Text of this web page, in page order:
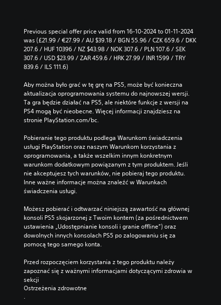
Previous special offer price valid from 16-10-2024 to 01-11-2024
was (£21.99 / €27.99 / AU $39.18 / BGN 55.96 / CZK 659.6 / DKK
207.6 / HUF 10396 / NZ $43.98 / NOK 307.6 / PLN 107.6 / SEK
307.6 / USD $23.99 / ZAR 459.6 / HRK 27.99 / INR 1599 / TRY
839.6 / ILS 111.6)
Aby można było grać w tę grę na PS5, może być konieczna
aktualizacja oprogramowania systemu do najnowszej wersji.
Ta gra będzie działać na PS5, ale niektóre funkcje z wersji na
PS4 mogą być nieobecne. Więcej informacji znajdziesz na
stronie PlayStation.com/bc.
Pobieranie tego produktu podlega Warunkom świadczenia
usługi PlayStation oraz naszym Warunkom korzystania z
oprogramowania, a także wszelkim innym konkretnym
warunkom dodatkowym powiązanym z tym produktem. Jeśli
nie akceptujesz tych warunków, nie pobieraj tego produktu.
Inne ważne informacje można znaleźć w Warunkach
świadczenia usługi.
Możesz pobierać i odtwarzać niniejszą zawartość na głównej
konsoli PS5 skojarzonej z Twoim kontem (za pośrednictwem
ustawienia „Udostępnianie konsoli i granie offline”) oraz
dowolnych innych konsolach PS5 po zalogowaniu się za
pomocą tego samego konta.
Przed rozpoczęciem korzystania z tego produktu należy
zapoznać się z ważnymi informacjami dotyczącymi zdrowia w
sekcji
Ostrzeżenia zdrowotne
.